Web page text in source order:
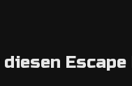
diesen Escape